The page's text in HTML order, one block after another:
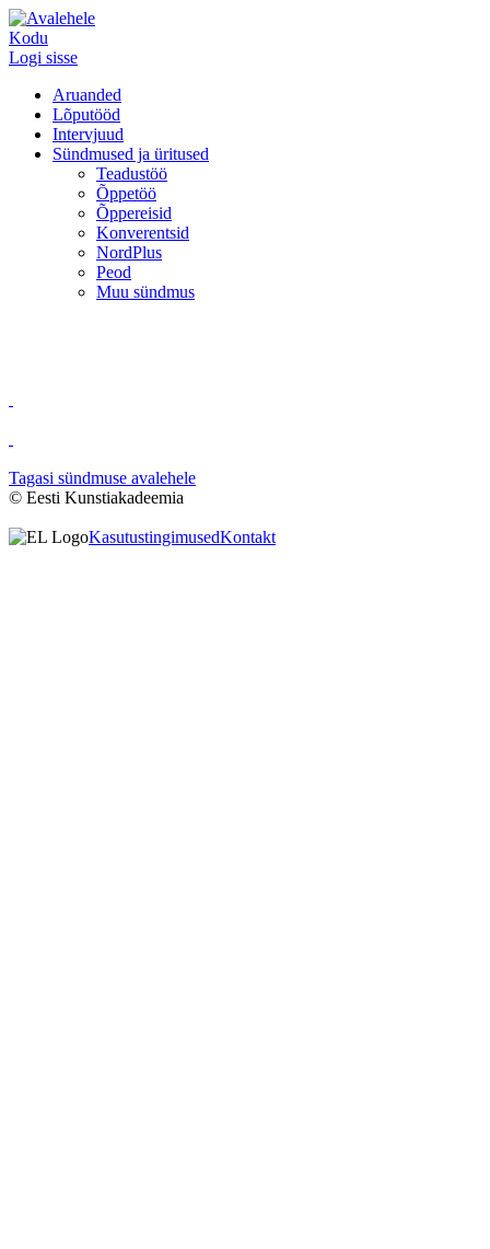
Kodu
Logi sisse
Aruanded
Lõputööd
Intervjuud
Sündmused ja üritused
Teadustöö
Õppetöö
Õppereisid
Konverentsid
NordPlus
Peod
Muu sündmus
Tagasi sündmuse avalehele
© Eesti Kunstiakadeemia
KasutustingimusedKontakt